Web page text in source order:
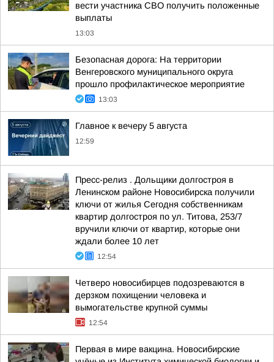
вести участника СВО получить положенные
выплаты
13:03
Безопасная дорога: На территории
Венгеровского муниципального округа
прошло профилактическое мероприятие
13:03
Главное к вечеру 5 августа
12:59
Пресс-релиз . Дольщики долгостроя в
Ленинском районе Новосибирска получили
ключи от жилья Сегодня собственникам
квартир долгостроя по ул. Титова, 253/7
вручили ключи от квартир, которые они
ждали более 10 лет
12:54
Четверо новосибирцев подозреваются в
дерзком похищении человека и
вымогательстве крупной суммы
12:54
Первая в мире вакцина. Новосибирские